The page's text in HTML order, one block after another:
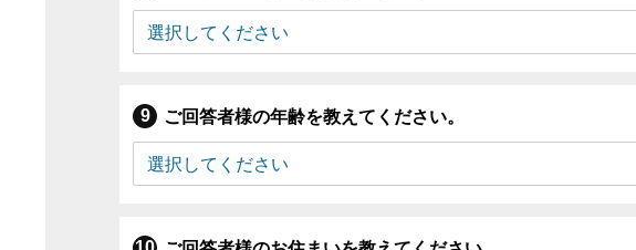
ご回答者様の年齢を教えてください。